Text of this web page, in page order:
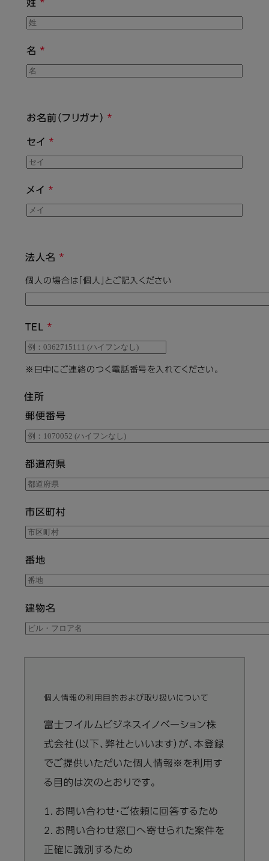
姓
名
お名前（フリガナ）
セイ
メイ
法人名
個人の場合は「個人」とご記入ください
TEL
※日中にご連絡のつく電話番号を入れてください。
住所
郵便番号
都道府県
市区町村
番地
建物名
Information
message
個人情報の利用目的および取り扱いについて
富士フイルムビジネスイノベーション株
式会社（以下、弊社といいます）が、本登録
でご提供いただいた個人情報※を利用す
る目的は次のとおりです。
1．お問い合わせ・ご依頼に回答するため
2．お問い合わせ窓口へ寄せられた案件を
正確に識別するため